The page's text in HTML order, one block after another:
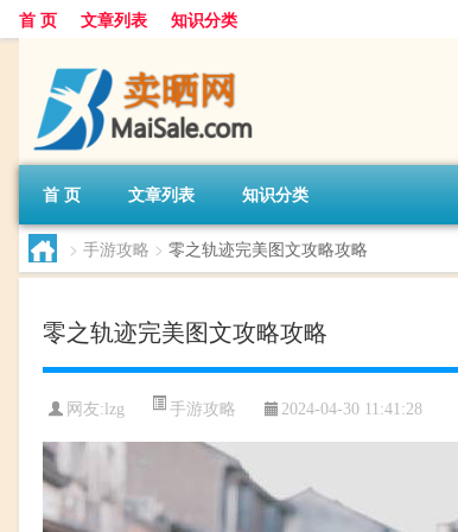
首 页 文章列表 知识分类
首 页 文章列表 知识分类
> 手游攻略 > 零之轨迹完美图文攻略攻略
零之轨迹完美图文攻略攻略
网友: lzg 手游攻略 2024-04-30 11:41:28